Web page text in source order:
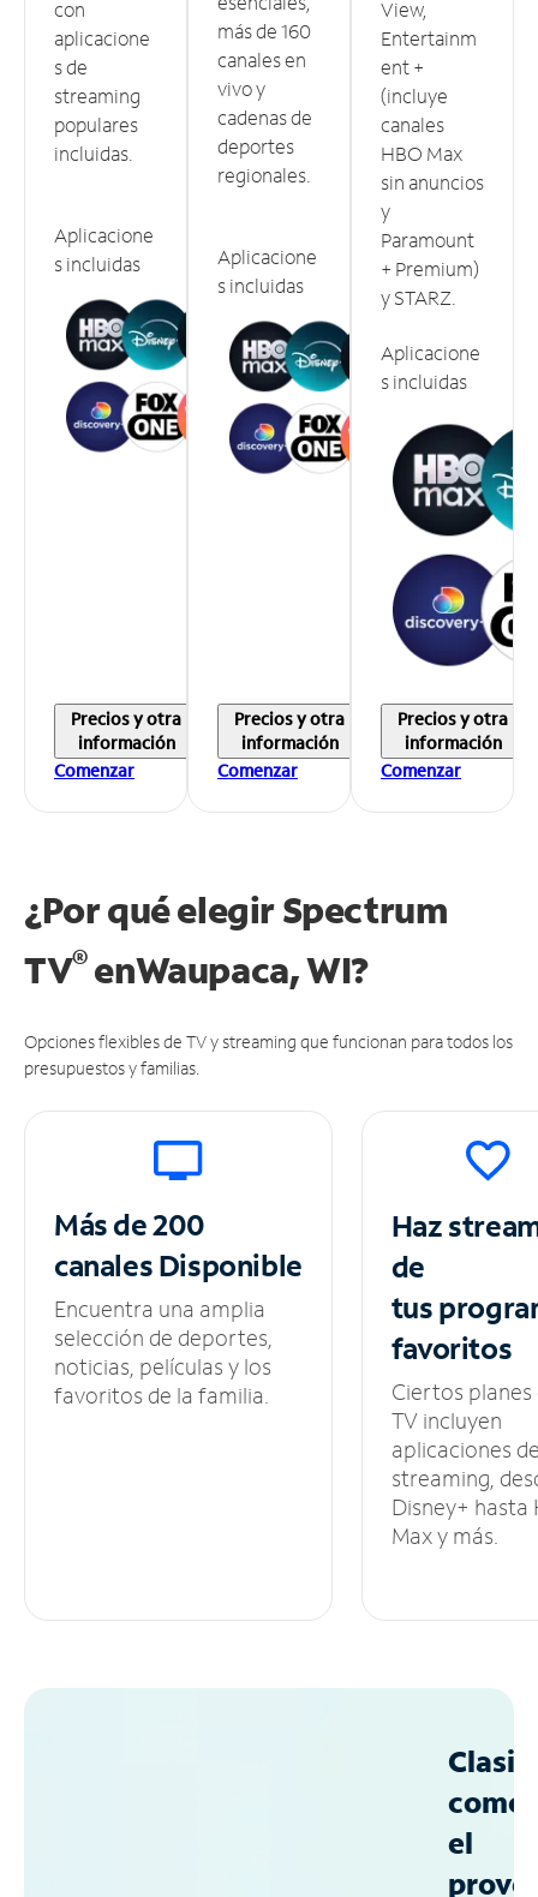
con
aplicacione
s de
streaming
populares
incluidas.
Aplicacione
s incluidas
Precios y otra
información
Comenzar
más de 160
canales en
vivo y
cadenas de
deportes
regionales.
Aplicacione
s incluidas
Precios y otra
información
Comenzar
View,
Entertainm
ent +
(incluye
canales
HBO Max
sin anuncios
y
Paramount
+ Premium)
y STARZ.
Aplicacione
s incluidas
Precios y otra
información
Comenzar
¿Por qué elegir Spectrum
TV®enWaupaca, WI?
Opciones flexibles de TV y streaming que funcionan para todos los
presupuestos y familias.
Más de 200
canalesDisponible
Encuentra una amplia
selección de deportes,
noticias, películas y los
favoritos de la familia.
Haz
de
tus
favoritos
Ciertos planes
TV incluyen
aplicaciones
streaming,
Disney+ hasta
Max y más.
como
el